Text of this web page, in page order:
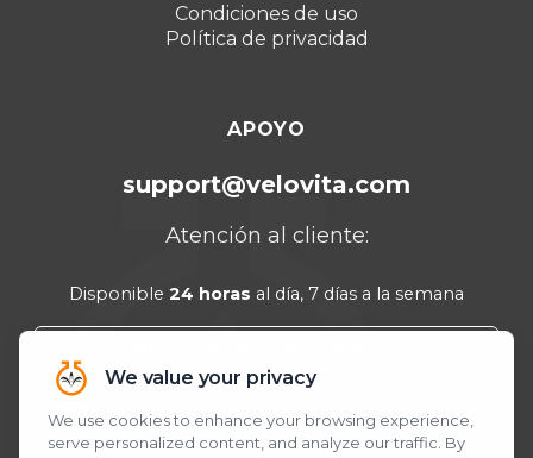
Punta Cana 2024
Cancún 2023
Condiciones de uso
Política de privacidad
APOYO
support@velovita.com
Atención al cliente:
Disponible 24 horas al día, 7 días a la semana
WhatsApp!